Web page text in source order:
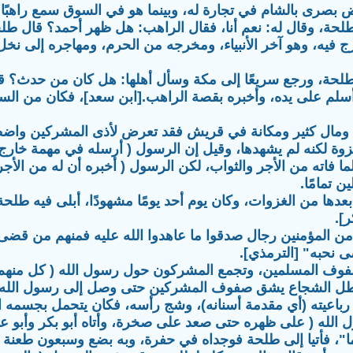
بالشام في تجارة له، وبينما هو في السوق سمع
وقال له: نعم أنا، فقال الراهب: هل ظهر أحمد؟ قال
وهو آخر الأنبياء، ومخرجه من الحرم، ومهاجره إلى
ورجع سريعًا إلى مكة وسأل أهلها: هل كان من حدث؟
على يده، وأخبره بقصة الراهب.[ابن سعد]، فكان من
كثير ومكانة في قريش فقد تعرض لأذى المشركين
لكنه لم يشهدها، وقيل إن الرسول ( أرسله في مهمة
فاته من الأجر والثواب، لكن الرسول ( أخبره أن له من
تمامًا.
من الغزوات، وكان يوم أحد يومًا مشهودًا، أبلى فيه
نحبه" [الترمذي].
المسلمين، وتجمع المشركون حول رسول الله ( كل منهم
الشجاع يشق صفوف المشركين حتى وصل إلى رسول الله
(أي مقدمة أسنانه)، وشج رأسه، فكان يتحمل بجسمه
( على ظهره حتى صعد على صخرة، وأتاه أبو بكر وأبو
فأتيا إلى طلحة فوجداه في حفرة، وبه بضع وسبعون